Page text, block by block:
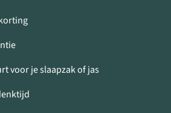
voor je slaapzak of jas